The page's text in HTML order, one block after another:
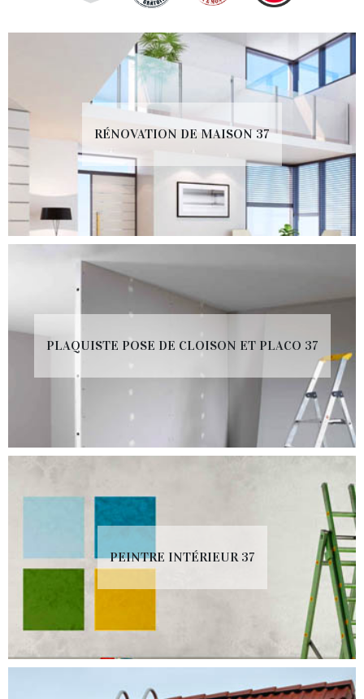
RÉNOVATION DE MAISON 37
PLAQUISTE POSE DE CLOISON ET PLACO 37
PEINTRE INTÉRIEUR 37